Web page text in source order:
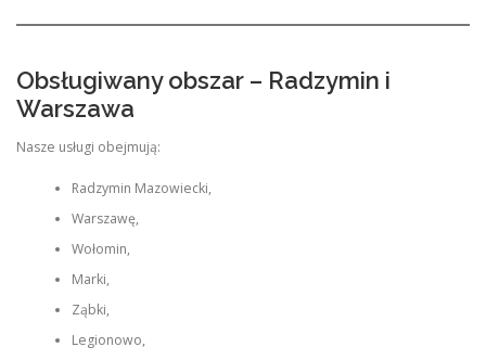
Obsługiwany obszar – Radzymin i
Warszawa
Nasze usługi obejmują:
Radzymin Mazowiecki,
Warszawę,
Wołomin,
Marki,
Ząbki,
Legionowo,